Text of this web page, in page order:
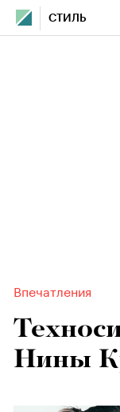
СТИЛЬ
Впечатления
Нины